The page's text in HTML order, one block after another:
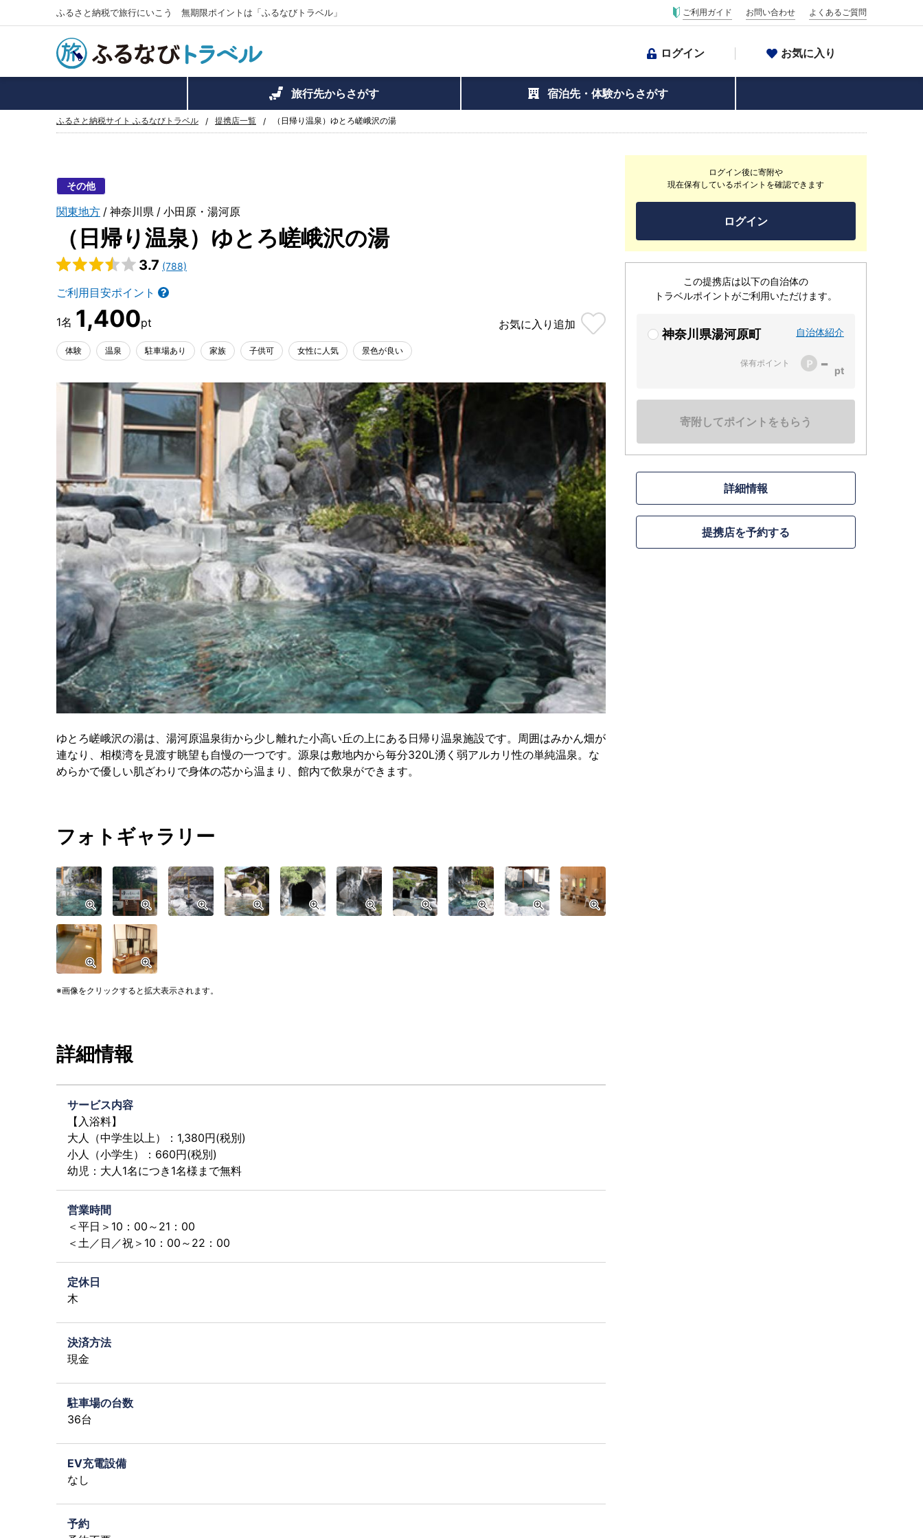
ふるさと納税で旅行にいこう 無期限ポイントは「ふるなびトラベル」 ご利用ガイド お問い合わせ よくあるご質問
ログイン お気に入り
旅行先からさがす 宿泊先・体験からさがす
ふるさと納税サイト ふるなびトラベル 提携店一覧 （日帰り温泉）ゆとろ嵯峨沢の湯
その他
関東地方 神奈川県 小田原・湯河原
（日帰り温泉）ゆとろ嵯峨沢の湯
3.7 (788)
ご利用目安ポイント
1,400 お気に入り 追加
体験 温泉 駐車場あり 家族 子供可 女性に人気 景色が良い
ログイン後に寄附や
現在保有しているポイントを確認できます
ログイン
この提携店は以下の自治体の
トラベルポイントがご利用いただけます。
神奈川県湯河原町 自治体紹介
保有ポイント -
寄附してポイントをもらう
詳細情報
提携店を予約する
ゆとろ嵯峨沢の湯は、湯河原温泉街から少し離れた小高い丘の上にある日帰り温泉施設です。周囲はみかん畑が
連なり、相模湾を見渡す眺望も自慢の一つです。源泉は敷地内から毎分320L湧く弱アルカリ性の単純温泉。な
めらかで優しい肌ざわりで身体の芯から温まり、館内で飲泉ができます。
フォトギャラリー
画像をクリックすると拡大表示されます。
詳細情報
サービス内容
【入浴料】
大人（中学生以上）：1,380円(税別)
小人（小学生）：660円(税別)
幼児：大人1名につき1名様まで無料
営業時間
＜平日＞10：00～21：00
＜土／日／祝＞10：00～22：00
定休日
木
決済方法
現金
駐車場の台数
36台
EV充電設備
なし
予約